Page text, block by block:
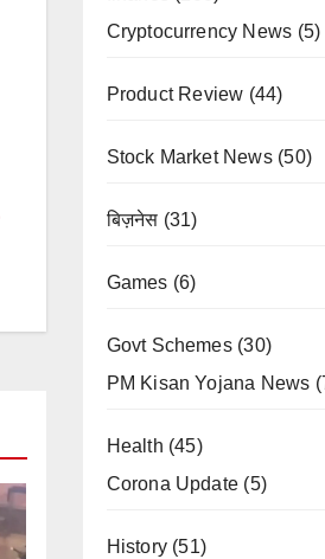
Cryptocurrency News (5)
Product Review (44)
Stock Market News(50)
बिज़नेस (31)
Games (6)
Govt Schemes(30)
PM Kisan Yojana News
Health (45)
Corona Update (5)
History(51)